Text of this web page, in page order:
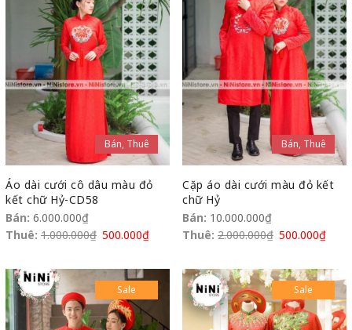
Bán, Thuê
Áo dài cưới cô dâu màu đỏ
kết chữ Hỷ-CD58
Bán: 6.000.000₫
Thuê: 1.000.000₫ 500.000₫
Bán, Thuê
Cặp áo dài cưới màu đỏ kết
chữ Hỷ
Bán: 10.000.000₫
Thuê: 2.000.000₫ 500.000₫
Sale Sale